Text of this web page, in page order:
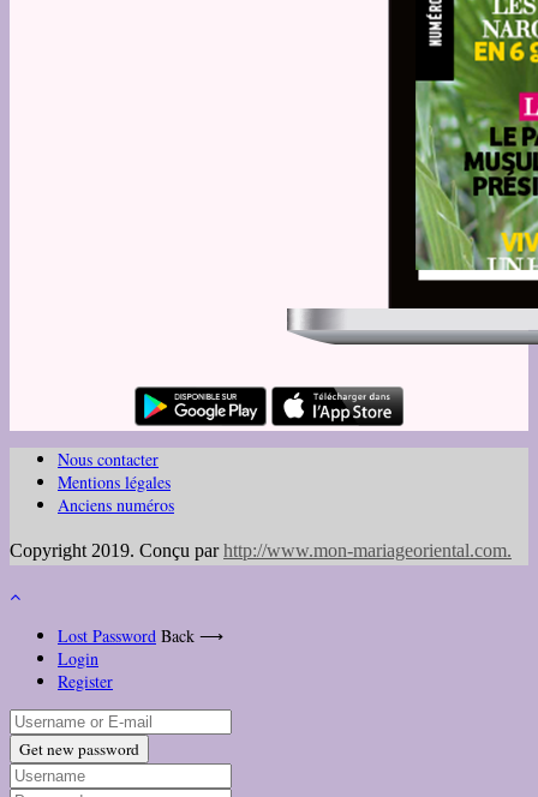
Nous contacter
Mentions légales
Anciens numéros
Copyright 2019. Conçu parhttp://www.mon-mariageoriental.com.
Lost Password Back ⟶
Login
Register
Get new password